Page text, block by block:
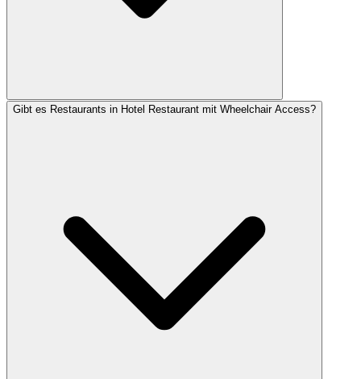
Gibt es Restaurants in Hotel Restaurant mit Wheelchair Access?